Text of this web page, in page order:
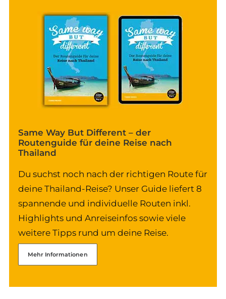
Same Way But Different – der
Routenguide für deine Reise nach
Thailand
Du suchst noch nach der richtigen Route für
deine Thailand-Reise? Unser Guide liefert 8
spannende und individuelle Routen inkl.
Highlights und Anreiseinfos sowie viele
weitere Tipps rund um deine Reise.
Mehr Informationen